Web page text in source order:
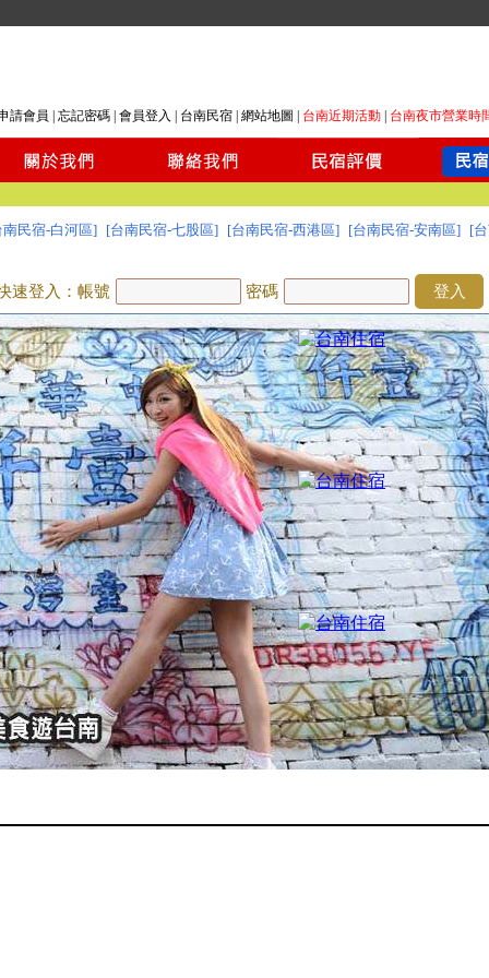
請會員 忘記密碼 會員登入 台南民宿 網站地圖 台南近期活動 台南夜市營業時
南民宿-白河區] [台南民宿-七股區] [台南民宿-西港區] [台南民宿-安南區] [
速登入：帳號 密碼 登入